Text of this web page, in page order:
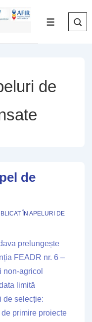
MENIU
de
de
ÎN APELURI DE
prelungește
FEADR nr. 6 –
non-agricol
limită
de selecție:
primire proiecte